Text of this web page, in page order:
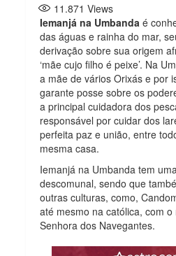
11.871 Views
Iemanjá na Umbanda é
das águas e rainha do mar,
derivação sobre sua origem
‘mãe cujo filho é peixe’. Na
a mãe de vários Orixás e por
garante posse sobre os
a principal cuidadora dos
responsável por cuidar dos
perfeita paz e união, entre
mesma casa.
Iemanjá na Umbanda tem
descomunal, sendo que
outras culturas, como,
até mesmo na católica, com o
Senhora dos Navegantes.